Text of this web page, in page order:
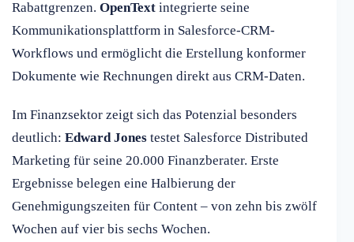
Rabattgrenzen. OpenText integrierte seine
Kommunikationsplattform in Salesforce-CRM-
Workflows und ermöglicht die Erstellung konformer
Dokumente wie Rechnungen direkt aus CRM-Daten.
Im Finanzsektor zeigt sich das Potenzial besonders
deutlich: Edward Jones testet Salesforce Distributed
Marketing für seine 20.000 Finanzberater. Erste
Ergebnisse belegen eine Halbierung der
Genehmigungszeiten für Content – von zehn bis zwölf
Wochen auf vier bis sechs Wochen.